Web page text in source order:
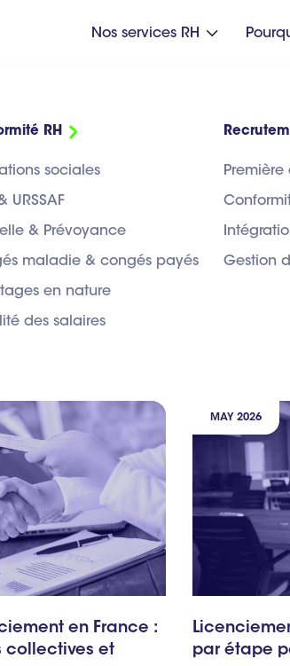
Nos services RH 
RH
sociales
URSSAF
& Prévoyance
maladie & congés payés
en nature
des salaires
Gestion
RH au
en France :
collectives et
MAY 2026
par étape